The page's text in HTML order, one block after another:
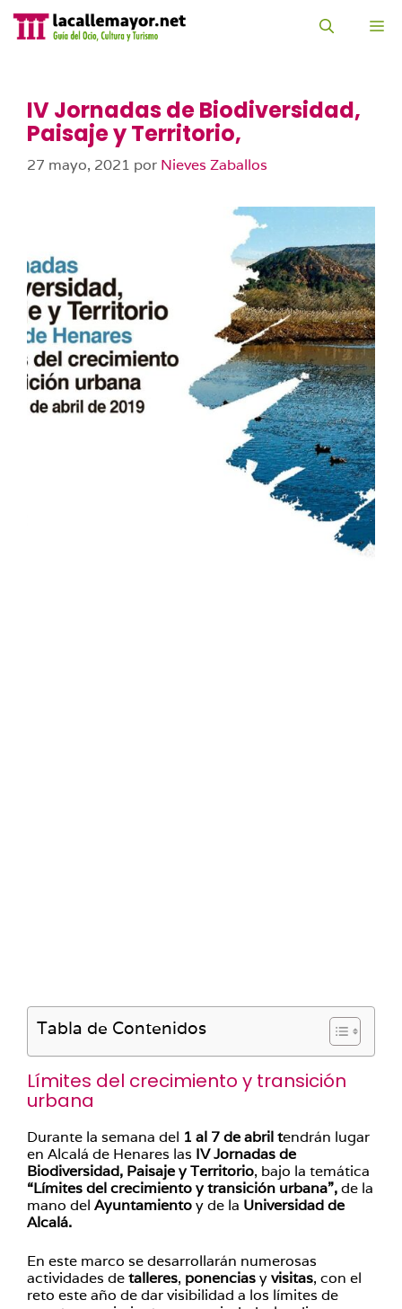
contenido
IV Jornadas de Biodiversidad,
Paisaje y Territorio,
27 mayo, 2021 por Nieves Zaballos
Tabla de Contenidos
Límites del crecimiento y transición
urbana
Durante la semana del 1 al 7 de abril tendrán lugar
en Alcalá de Henares las IV Jornadas de
Biodiversidad, Paisaje y Territorio, bajo la temática
“Límites del crecimiento y transición urbana”,de la
mano del Ayuntamientoy de la Universidad de
Alcalá.
En este marco se desarrollarán numerosas
actividades detalleres, ponenciasyvisitas, con el
reto este año de dar visibilidad a los límites de